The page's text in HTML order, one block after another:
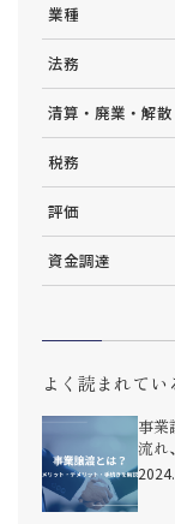
業種
法務
清算・廃業・解散
税務
評価
資金調達
よく読まれてい
事業
流れ